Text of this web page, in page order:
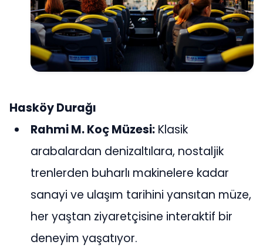
Hasköy Durağı
Rahmi M. Koç Müzesi: Klasik
arabalardan denizaltılara, nostaljik
trenlerden buharlı makinelere kadar
sanayi ve ulaşım tarihini yansıtan müze,
her yaştan ziyaretçisine interaktif bir
deneyim yaşatıyor.